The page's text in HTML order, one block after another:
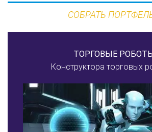
СОБРАТЬ
ТОРГОВЫЕ РОБОТЫ
Конструктора торговых